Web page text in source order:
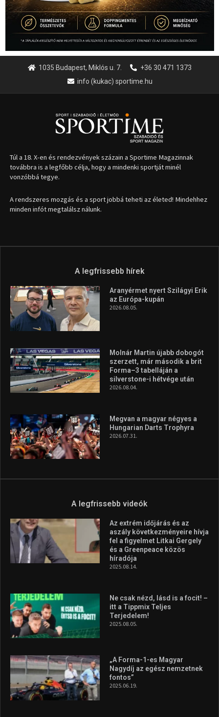
1035 Budapest, Miklós u. 7.
+36 30 471 1373
info (kukac) sportime.hu
Túl a 18. X-en és rendezvények százain a Sportime Magazinnak
továbbra is a legfőbb célja, hogy a mindenki sportját minél
vonzóbbá tegye.
A rendszeres mozgás és a sport jobbá teheti az életed! Mindehhez
minden infót megtalálsz nálunk.
A legfrissebb hírek
Aranyérmet nyert Szilágyi Erik
az Európa-kupán
2026.08.05.
Molnár Martin újabb dobogót
szerzett, már második a brit
Forma–3 tabelláján a
silverstone-i hétvége után
2026.08.04.
Megvan a magyar négyes a
Hungarian Darts Trophyra
2026.07.31.
A legfrissebb videók
Az extrém időjárás és az
aszály következményeire hívja
fel a figyelmet Litkai Gergely
és a Greenpeace közös
híradója
2025.08.14.
Ne csak nézd, lásd is a focit! –
itt a Tippmix Teljes
Terjedelem!
2025.08.05.
„A Forma-1-es Magyar
Nagydíj az egész nemzetnek
fontos”
2025.06.19.